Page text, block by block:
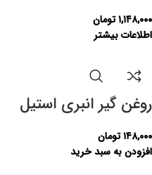
۱,۱۴۸,۰۰۰تومان
اطلاعات بیشتر
روغن گیر انبری استیل
۱۴۸,۰۰۰تومان
افزودن به سبد خرید